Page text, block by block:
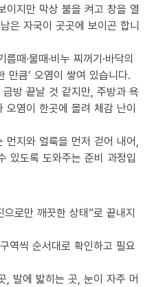
이지만 막상 불을 켜고 창을 열
은 자국이 곳곳에 보이곤 합니
때·물때·비누 찌꺼기·바닥의
만큼’ 오염이 쌓여 있습니다.
방 끝날 것 같지만, 주방과 욕
오염이 한곳에 몰려 체감 난이
먼지와 얼룩을 먼저 걷어 내어,
있도록 도와주는 준비 과정입
로만 깨끗한 상태”로 끝내지
역씩 순서대로 확인하고 필요
, 발에 밟히는 곳, 눈이 자주 머